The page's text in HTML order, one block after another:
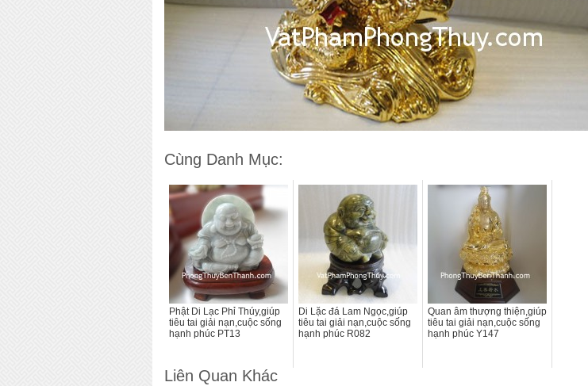
Cùng Danh Mục:
Phật Di Lạc Phỉ Thúy,giúp
tiêu tai giải nạn,cuộc sống
hạnh phúc PT13
Di Lặc đá Lam Ngọc,giúp
tiêu tai giải nạn,cuộc sống
hạnh phúc R082
Quan âm thượng thiện,giúp
tiêu tai giải nạn,cuộc sống
hạnh phúc Y147
Liên Quan Khác